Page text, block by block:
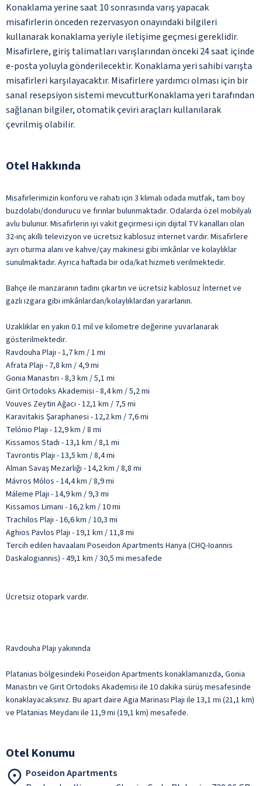
Konaklama yerine saat 10 sonrasında varış yapacak
misafirlerin önceden rezervasyon onayındaki bilgileri
kullanarak konaklama yeriyle iletişime geçmesi gereklidir.
Misafirlere, giriş talimatları varışlarından önceki 24 saat içinde
e-posta yoluyla gönderilecektir. Konaklama yeri sahibi varışta
misafirleri karşılayacaktır. Misafirlere yardımcı olması için bir
sanal resepsiyon sistemi mevcutturKonaklama yeri tarafından
sağlanan bilgiler, otomatik çeviri araçları kullanılarak
çevrilmiş olabilir.
Otel Hakkında
Misafirlerimizin konforu ve rahatı için 3 klimalı odada mutfak, tam boy
buzdolabı/dondurucu ve fırınlar bulunmaktadır. Odalarda özel mobilyalı
avlu bulunur. Misafirlerin iyi vakit geçirmesi için dijital TV kanalları olan
32-inç akıllı televizyon ve ücretsiz kablosuz internet vardır. Misafirlere
ayrı oturma alanı ve kahve/çay makinesi gibi imkânlar ve kolaylıklar
sunulmaktadır. Ayrıca haftada bir oda/kat hizmeti verilmektedir.
Bahçe ile manzaranın tadını çıkartın ve ücretsiz kablosuz İnternet ve
gazlı ızgara gibi imkânlardan/kolaylıklardan yararlanın.
Uzaklıklar en yakın 0.1 mil ve kilometre değerine yuvarlanarak
gösterilmektedir.
Ravdouha Plajı - 1,7 km / 1 mi
Afrata Plajı - 7,8 km / 4,9 mi
Gonia Manastırı - 8,3 km / 5,1 mi
Girit Ortodoks Akademisi - 8,4 km / 5,2 mi
Vouves Zeytin Ağacı - 12,1 km / 7,5 mi
Karavitakis Şaraphanesi - 12,2 km / 7,6 mi
Telónio Plajı - 12,9 km / 8 mi
Kissamos Stadı - 13,1 km / 8,1 mi
Tavrontis Plajı - 13,5 km / 8,4 mi
Alman Savaş Mezarlığı - 14,2 km / 8,8 mi
Mávros Mólos - 14,4 km / 8,9 mi
Máleme Plajı - 14,9 km / 9,3 mi
Kissamos Limanı - 16,2 km / 10 mi
Trachilos Plajı - 16,6 km / 10,3 mi
Aghios Pavlos Plajı - 19,1 km / 11,8 mi
Tercih edilen havaalanı Poseidon Apartments Hanya (CHQ-Ioannis
Daskalogiannis) - 49,1 km / 30,5 mi mesafede
Ücretsiz otopark vardır.
Ravdouha Plajı yakınında
Platanias bölgesindeki Poseidon Apartments konaklamanızda, Gonia
Manastırı ve Girit Ortodoks Akademisi ile 10 dakika sürüş mesafesinde
konaklayacaksınız. Bu apart daire Agia Marinası Plajı ile 13,1 mi (21,1 km)
ve Platanias Meydanı ile 11,9 mi (19,1 km) mesafede.
Otel Konumu
Poseidon Apartments